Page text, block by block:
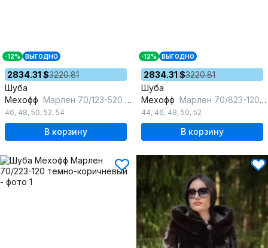
-12% ВЫГОДНО
2834.31 $3220.81
Шуба
Мехофф Марлен 70/123-520 черный
46, 48, 50, 52, 54
В корзину
-12% ВЫГОДНО
2834.31 $3220.81
Шуба
Мехофф Марлен 70/823-120 темный_кот
44, 46, 48, 50, 52
В корзину